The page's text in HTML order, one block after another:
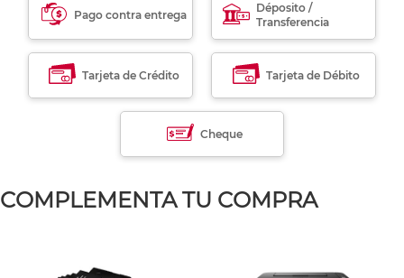
Pago contra entrega
Déposito /
Transferencia
Tarjeta de Crédito Tarjeta de Débito
Cheque
COMPLEMENTA TU COMPRA